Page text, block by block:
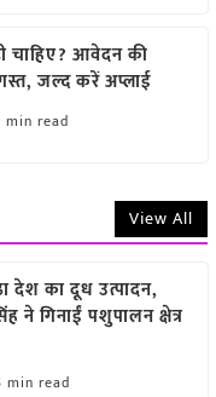
चाहिए? आवेदन की
जल्द करें अप्लाई
min read
View All
देश का दूध उत्पादन,
ने गिनाईं पशुपालन क्षेत्र
min read